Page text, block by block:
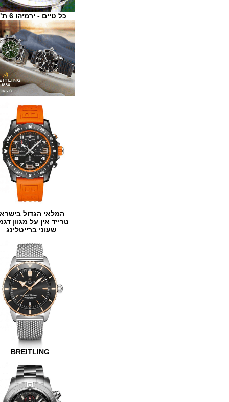
כל טיים - ירמיהו 6 ת"א
המלאי הגדול בישראל
טרייד אין על מגוון דגמים
שעוני ברייטלינג
BREITLING